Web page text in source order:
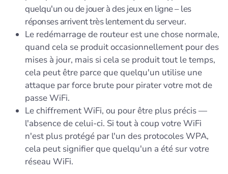
quelqu'un ou de jouer à des jeux en ligne – les
réponses arrivent très lentement du serveur.
Le redémarrage de routeur est une chose normale,
quand cela se produit occasionnellement pour des
mises à jour, mais si cela se produit tout le temps,
cela peut être parce que quelqu'un utilise une
attaque par force brute pour pirater votre mot de
passe WiFi.
Le chiffrement WiFi, ou pour être plus précis —
l'absence de celui-ci. Si tout à coup votre WiFi
n'est plus protégé par l'un des protocoles WPA,
cela peut signifier que quelqu'un a été sur votre
réseau WiFi.